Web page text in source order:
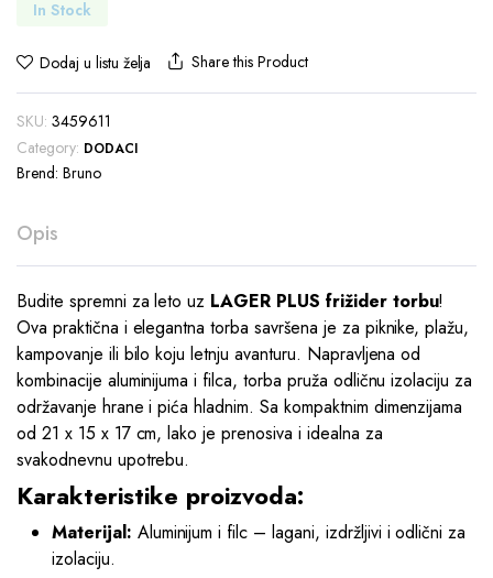
In Stock
Dodaj u listu želja Share this Product
SKU: 3459611
Category: DODACI
Brend: Bruno
Opis
Budite spremni za leto uz LAGER PLUS frižider torbu!
Ova praktična i elegantna torba savršena je za piknike, plažu,
kampovanje ili bilo koju letnju avanturu. Napravljena od
kombinacije aluminijuma i filca, torba pruža odličnu izolaciju za
održavanje hrane i pića hladnim. Sa kompaktnim dimenzijama
od 21 x 15 x 17 cm, lako je prenosiva i idealna za
svakodnevnu upotrebu.
Karakteristike proizvoda:
Materijal: Aluminijum i filc – lagani, izdržljivi i odlični za
izolaciju.